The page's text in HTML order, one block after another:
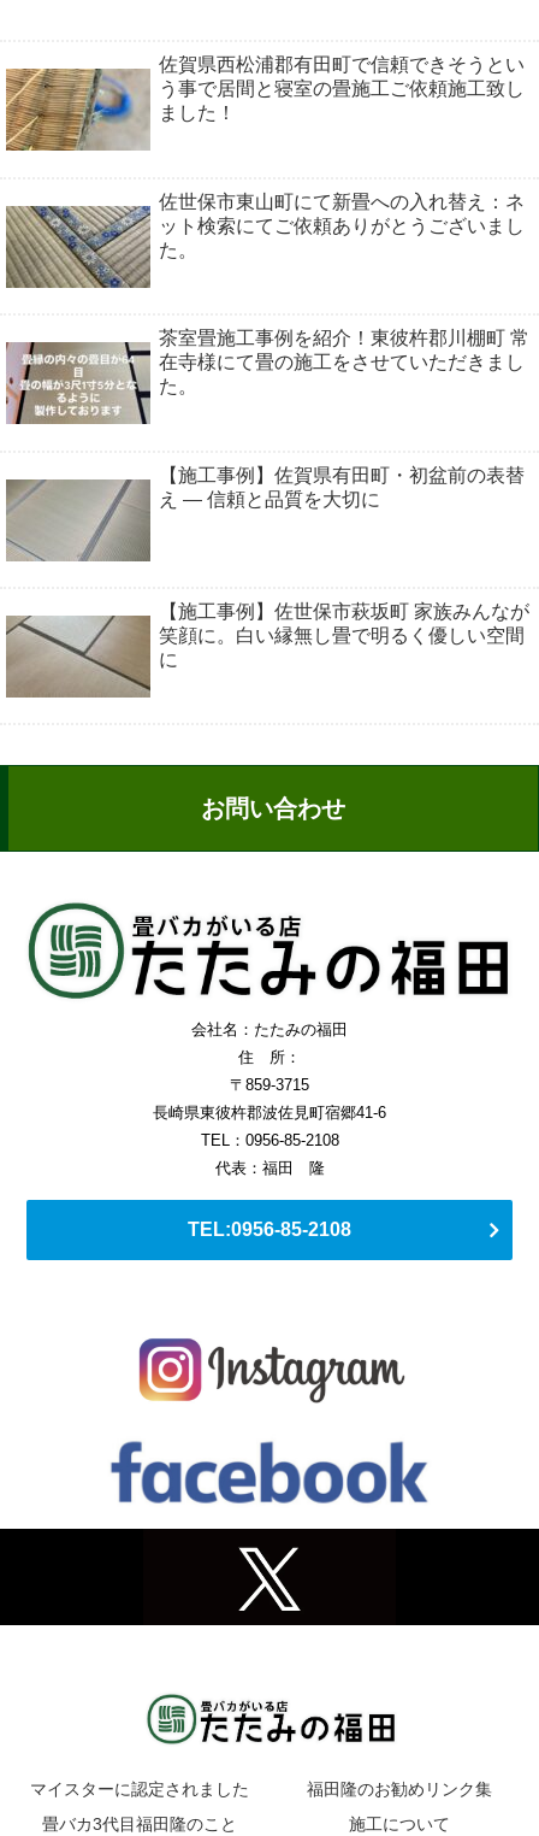
佐賀県西松浦郡有田町で信頼できそうとい
う事で居間と寝室の畳施工ご依頼施工致し
ました！
佐世保市東山町にて新畳への入れ替え：ネ
ット検索にてご依頼ありがとうございまし
た。
茶室畳施工事例を紹介！東彼杵郡川棚町 常
在寺様にて畳の施工をさせていただきまし
た。
【施工事例】佐賀県有田町・初盆前の表替
え ― 信頼と品質を大切に
【施工事例】佐世保市萩坂町 家族みんなが
笑顔に。白い縁無し畳で明るく優しい空間
に
お問い合わせ
会社名：たたみの福田
住 所：
〒859-3715
長崎県東彼杵郡波佐見町宿郷41-6
TEL：0956-85-2108
代表：福田 隆
TEL:0956-85-2108
マイスターに認定されました
福田隆のお勧めリンク集
畳バカ3代目福田隆のこと
施工について